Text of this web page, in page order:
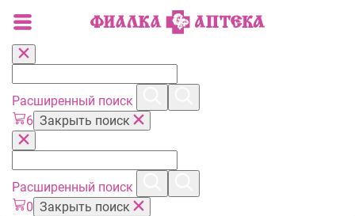
Расширенный поиск
6 Закрыть поиск
Расширенный поиск
0 Закрыть поиск